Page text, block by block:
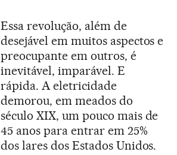
Essa revolução, além de
desejável em muitos aspectos e
preocupante em outros, é
inevitável, imparável. E
rápida. A eletricidade
demorou, em meados do
século XIX, um pouco mais de
45 anos para entrar em 25%
dos lares dos Estados Unidos.